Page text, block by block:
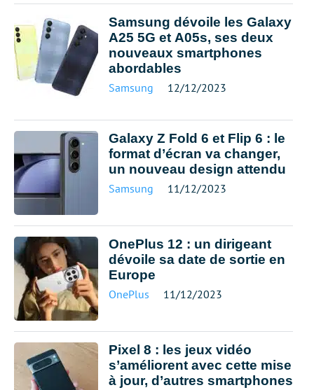
Samsung dévoile les Galaxy
A25 5G et A05s, ses deux
nouveaux smartphones
abordables
Samsung 12/12/2023
Galaxy Z Fold 6 et Flip 6 : le
format d’écran va changer,
un nouveau design attendu
Samsung 11/12/2023
OnePlus 12 : un dirigeant
dévoile sa date de sortie en
Europe
OnePlus 11/12/2023
Pixel 8 : les jeux vidéo
s’améliorent avec cette mise
à jour, d’autres smartphones